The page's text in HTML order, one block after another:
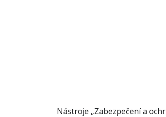
Nástroje „Zabezpečení a